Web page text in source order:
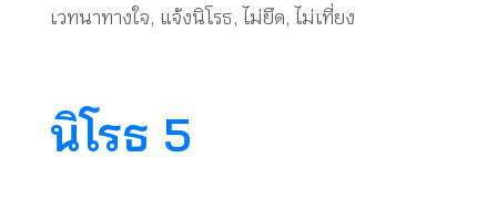
เวทนาทางใจ, แจ้งนิโรธ, ไม่ยึด, ไม่เที่ยง
นิโรธ 5